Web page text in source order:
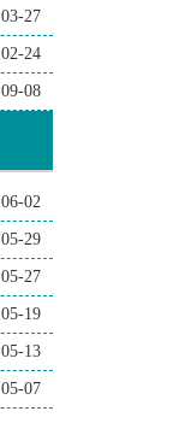
03-27
02-24
09-08
06-02
05-29
05-27
05-19
05-13
05-07